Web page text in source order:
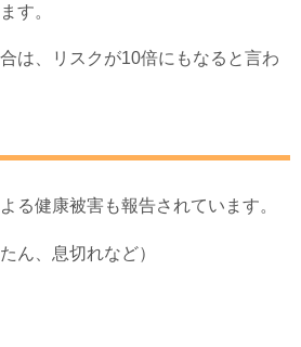
す。
は、リスクが10倍にもなると言わ
る健康被害も報告されています。
ん、息切れなど）